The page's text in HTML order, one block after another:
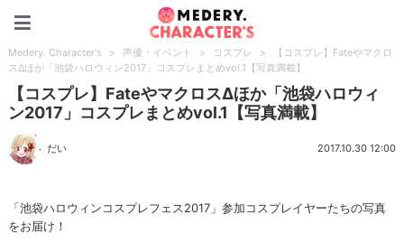
Medery. Character's > 声優・イベント > コスプレ >
【コスプレ】Fateやマクロ
スΔほか「池袋ハロウィン2017」コスプレまとめvol.1【写真満載】
【コスプレ】FateやマクロスΔほか「池袋ハロウィ
ン2017」コスプレまとめvol.1【写真満載】
だい 2017.10.30 12:00
「池袋ハロウィンコスプレフェス2017」参加コスプレイヤーたちの写真
をお届け！